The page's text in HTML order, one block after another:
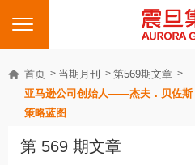
首页 当期月刊
第569期文章
亚马逊公司创始人——杰夫．贝佐斯
策略蓝图
第 569 期文章